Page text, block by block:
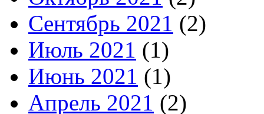
Сентябрь 2021 (2)
Июль 2021 (1)
Июнь 2021 (1)
Апрель 2021 (2)